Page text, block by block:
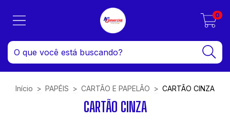
0
Início > PAPÉIS > CARTÃO E PAPELÃO > CARTÃO CINZA
CARTÃO CINZA